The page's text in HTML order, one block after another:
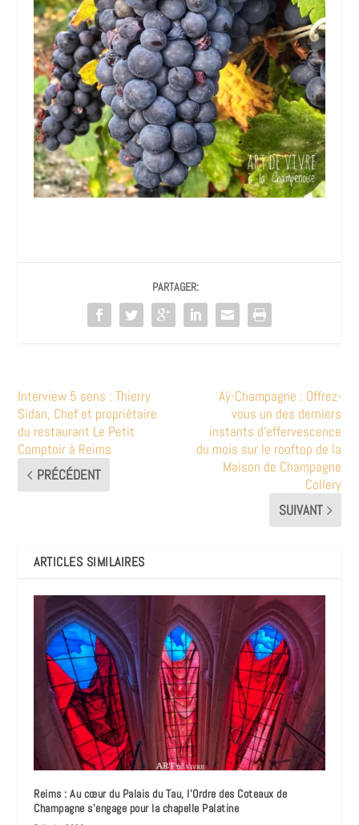
PARTAGER:
Interview 5 sens : Thierry
Sidan, Chef et propriétaire
du restaurant Le Petit
Comptoir à Reims
PRÉCÉDENT
Aÿ-Champagne : Offrez-
vous un des derniers
instants d’effervescence
du mois sur le rooftop de la
Maison de Champagne
Collery
SUIVANT
ARTICLES SIMILAIRES
Reims : Au cœur du Palais du Tau, l’Ordre des Coteaux de
Champagne s’engage pour la chapelle Palatine